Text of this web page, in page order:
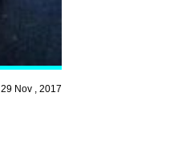
29 Nov , 2017